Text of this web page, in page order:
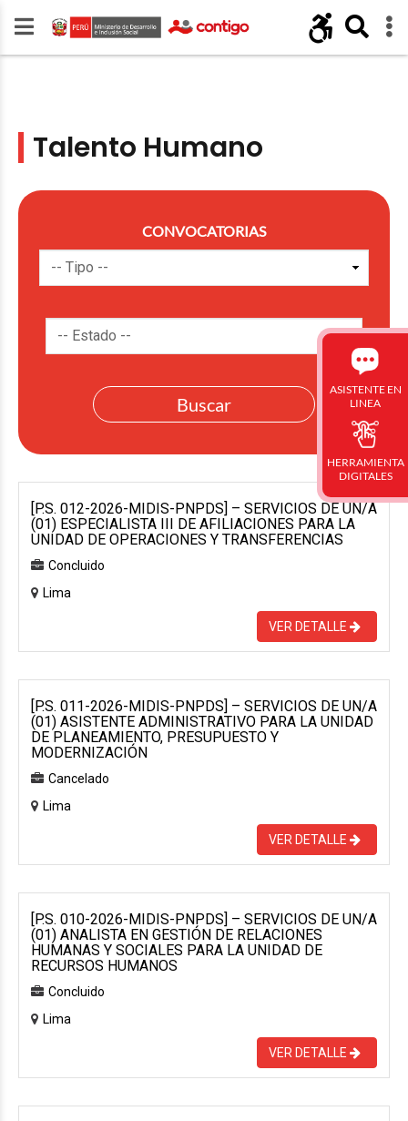
Talento Humano
CONVOCATORIAS
[P.S. 012-2026-MIDIS-PNPDS] – SERVICIOS DE UN/A
(01) ESPECIALISTA III DE AFILIACIONES PARA LA
UNIDAD DE OPERACIONES Y TRANSFERENCIAS
Concluido
Lima
VER DETALLE
[P.S. 011-2026-MIDIS-PNPDS] – SERVICIOS DE UN/A
(01) ASISTENTE ADMINISTRATIVO PARA LA UNIDAD
DE PLANEAMIENTO, PRESUPUESTO Y
MODERNIZACIÓN
Cancelado
Lima
VER DETALLE
[P.S. 010-2026-MIDIS-PNPDS] – SERVICIOS DE UN/A
(01) ANALISTA EN GESTIÓN DE RELACIONES
HUMANAS Y SOCIALES PARA LA UNIDAD DE
RECURSOS HUMANOS
Concluido
Lima
VER DETALLE
ASISTENTE EN
LINEA
HERRAMIENTA
DIGITALES